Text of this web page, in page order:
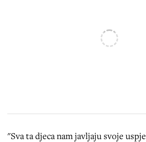
"Sva ta djeca nam javljaju svoje